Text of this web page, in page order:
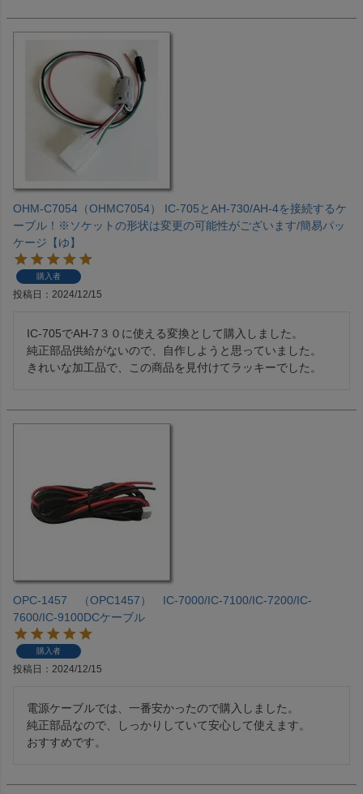
OHM-C7054（OHMC7054） IC-705とAH-730/AH-4を接続するケ
ーブル！※ソケットの形状は変更の可能性がございます/簡易パッ
ケージ【ゆ】
購入者
投稿日 2024/12/15
IC-705でAH-7３０に使える変換として購入しました。
純正部品供給がないので、自作しようと思っていました。
きれいな加工品で、この商品を見付けてラッキーでした。
OPC-1457 （OPC1457） IC-7000/IC-7100/IC-7200/IC-
7600/IC-9100DCケーブル
購入者
投稿日 2024/12/15
電源ケーブルでは、一番安かったので購入しました。
純正部品なので、しっかりしていて安心して使えます。
おすすめです。